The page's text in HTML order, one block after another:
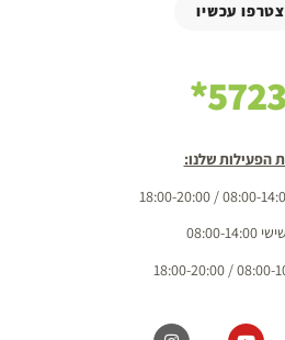
עכשיו
5723*
הפעילות שלנו:
14:00